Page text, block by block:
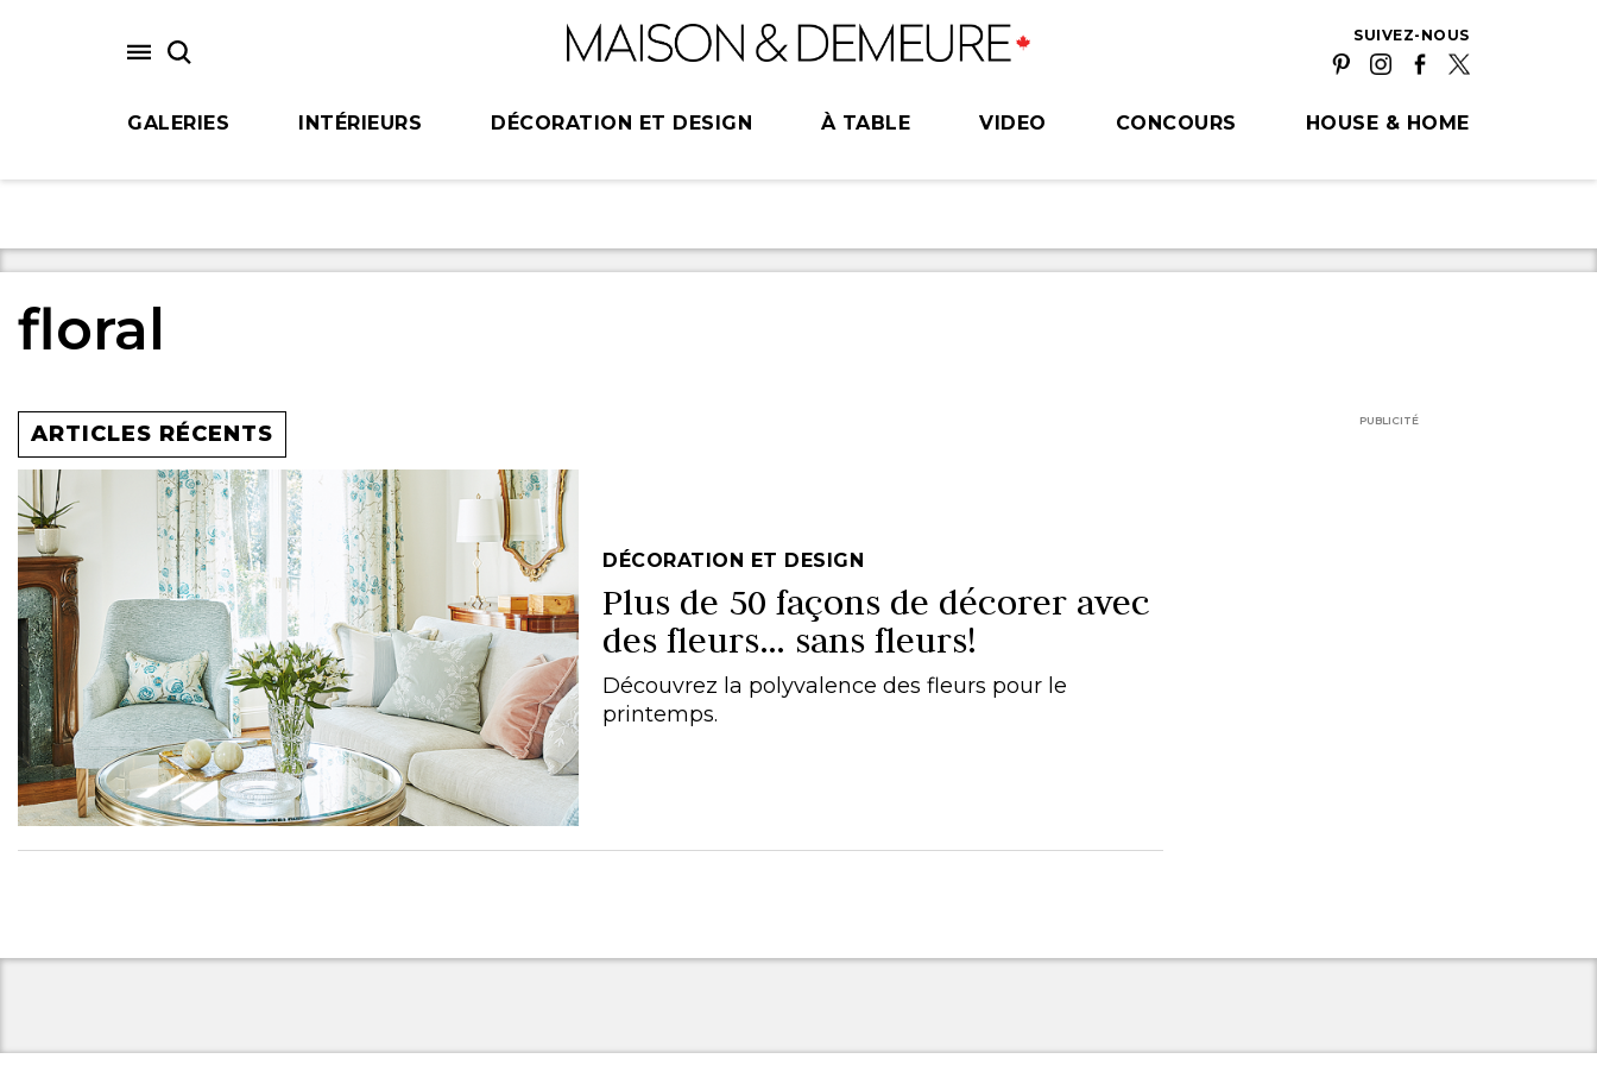
SUIVEZ-NOUS
GALERIES INTÉRIEURS DÉCORATION ET DESIGN À TABLE VIDEO CONCOURS HOUSE & HOME
floral
ARTICLES RÉCENTS
DÉCORATION ET DESIGN
Plus de 50 façons de décorer avec
des fleurs… sans fleurs!
Découvrez la polyvalence des fleurs pour le
printemps.
PUBLICITÉ